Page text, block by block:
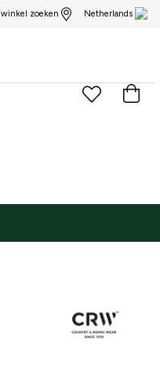
winkel zoeken Netherlands